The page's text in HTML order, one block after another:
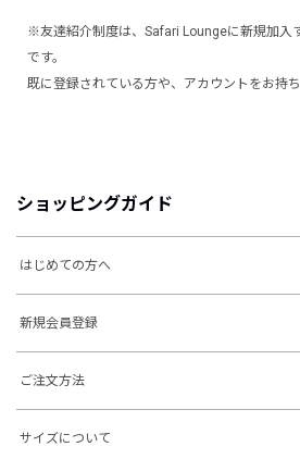
※友達紹介制度は、Safari Loungeに新規加入
です。
既に登録されている方や、アカウントをお持
ショッピングガイド
はじめての方へ
新規会員登録
ご注文方法
サイズについて